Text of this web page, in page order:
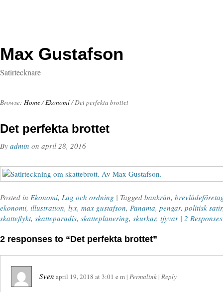
Max Gustafson
Satirtecknare
Browse: Home/Ekonomi/Det perfekta brottet
Det perfekta brottet
By admin on april 28, 2016
Posted in Ekonomi, Lag och ordning | Tagged bankrån,
ekonomi, illustration, lyx, max gustafson, Panama, pengar, politisk satir
skatteflykt, skatteparadis, skatteplanering, skurkar, tjyvar | 2 Responses
2 responses to “Det perfekta brottet”
Sven april 19, 2018 at3:01 e m | Permalink | Reply